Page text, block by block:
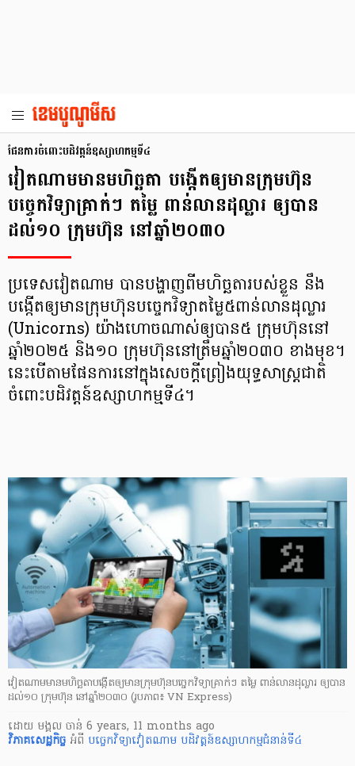
ផែនការ​ចំពោះ​បដិវត្តន៍​ឧស្សាហកម្ម​ទី៤
វៀតណាមមានមហិច្ឆតា បង្កើតឲ្យមានក្រុមហ៊ុន
បច្ចេកវិទ្យាគ្រាក់ៗ តម្លៃ ពាន់លានដុល្លារ ឲ្យបាន
ដល់១០ ក្រុមហ៊ុន នៅឆ្នាំ២០៣០
ប្រទេសវៀតណាម បានបង្ហាញពីមហិច្ឆតារបស់ខ្លួន នឹង
បង្កើតឲ្យមានក្រុមហ៊ុនបច្ចេកវិទ្យាតម្លៃ៥ពាន់លានដុល្លារ
(Unicorns) យ៉ាងហោចណាស់ឲ្យបាន៥ ក្រុមហ៊ុននៅ
ឆ្នាំ២០២៥ និង១០ ក្រុមហ៊ុននៅត្រឹមឆ្នាំ២០៣០ ខាងមុខ។
នេះបើតាមផែនការនៅក្នុងសេចក្ដីព្រៀងយុទ្ធសាស្ត្រជាតិ
ចំពោះបដិវត្តន៍​ឧស្សាហកម្មទី៤។
វៀតណាមមានមហិច្ឆតាបង្កើតឲ្យមានក្រុមហ៊ុនបច្ចេកវិទ្យាគ្រាក់ៗ តម្លៃ ពាន់លានដុល្លារ ឲ្យបាន
ដល់១០ ក្រុមហ៊ុន នៅឆ្នាំ២០៣០ (រូបភាព៖ VN Express)
ដោយ មង្គល ចាន់ 6 years, 11 months ago
វិភាគសេដ្ឋកិច្ច អំពី បច្ចេកវិទ្យាវៀតណាម បដិវត្តន៍ឧស្សាហកម្មជំនាន់ទី៤